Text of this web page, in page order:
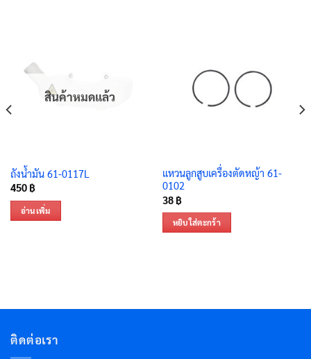
สินค้าหมดแล้ว
ถังน้ำมัน 61-0117L
450 ฿
อ่านเพิ่ม
แหวนลูกสูบเครื่องตัดหญ้า 61-
0102
38 ฿
หยิบใส่ตะกร้า
ติดต่อเรา